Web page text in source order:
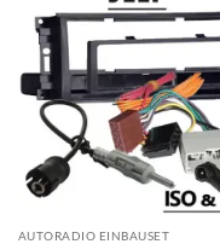
AUTORADIO EINBAUSET